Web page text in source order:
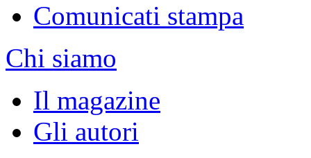
Comunicati stampa
Chi siamo
Il magazine
Gli autori